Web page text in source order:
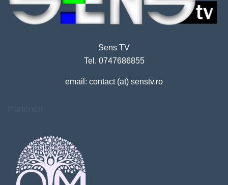
Sens TV
Tel. 0747686855
email: contact (at) senstv.ro